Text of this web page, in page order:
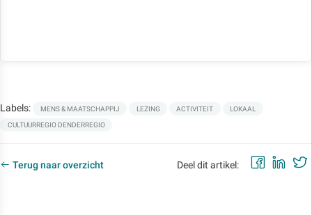
Labels: MENS & MAATSCHAPPIJ LEZING ACTIVITEIT LOKAAL
CULTUURREGIO DENDERREGIO
Terug naar overzicht Deel dit artikel: